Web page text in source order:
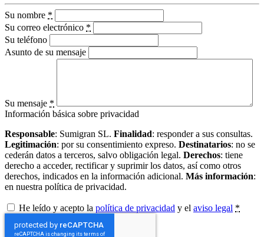
Su nombre *
Su correo electrónico *
Su teléfono
Asunto de su mensaje
Su mensaje *
Información básica sobre privacidad
Responsable: Sumigran SL. Finalidad: responder a sus consultas.
Legitimación: por su consentimiento expreso. Destinatarios: no se
cederán datos a terceros, salvo obligación legal. Derechos: tiene
derecho a acceder, rectificar y suprimir los datos, así como otros
derechos, indicados en la información adicional. Más información:
en nuestra política de privacidad.
He leído y acepto la política de privacidad y el aviso legal *